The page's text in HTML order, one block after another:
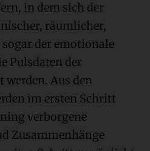
in dem sich der
räumlicher,
der emotionale
Pulsdaten der
Aus den
im ersten Schritt
verborgene
Zusammenhänge